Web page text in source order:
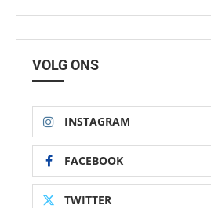
VOLG ONS
INSTAGRAM
FACEBOOK
TWITTER